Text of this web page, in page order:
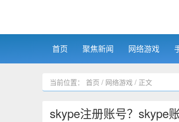
首页 聚焦新闻 网络游戏
当前位置： 首页 / 网络游戏 / 正文
skype注册账号？skype